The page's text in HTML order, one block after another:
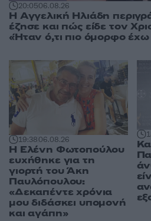
20:0506.08.26
Η Αγγελική Ηλιάδη
έζησε και πώς είδε τον
«Ήταν ό,τι πιο όμορφο
19:3806.08.26
Η Ελένη Φωτοπούλου
ευχήθηκε για τη
γιορτή του Άκη
Παυλόπουλου:
«Δεκαπέντε χρόνια
μου διδάσκει υπομονή
και αγάπη»